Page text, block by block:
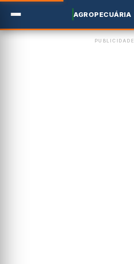
AGROPECUÁRIA
PUBLICIDADE